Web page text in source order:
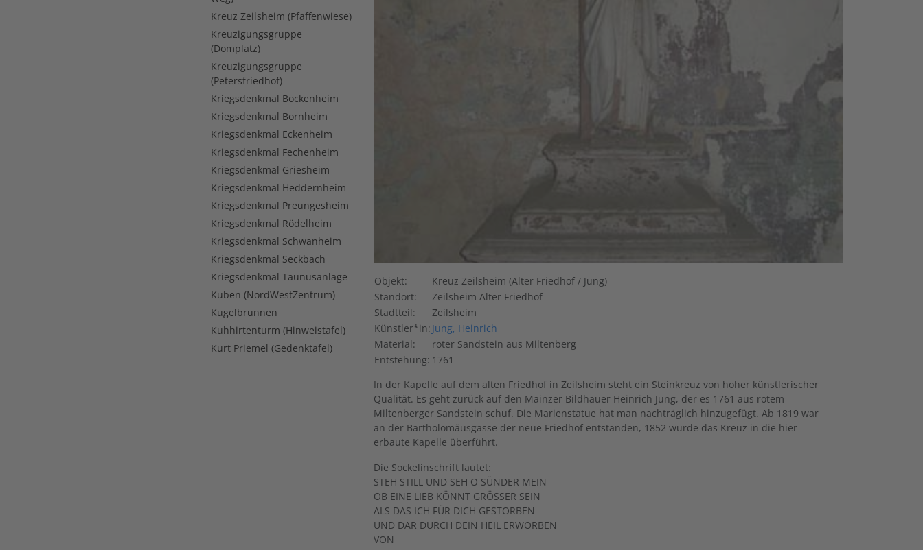
Kreuz Zeilsheim (Pfaffenwiese)
Kreuzigungsgruppe
(Domplatz)
Kreuzigungsgruppe
(Petersfriedhof)
Kriegsdenkmal Bockenheim
Kriegsdenkmal Bornheim
Kriegsdenkmal Eckenheim
Kriegsdenkmal Fechenheim
Kriegsdenkmal Griesheim
Kriegsdenkmal Heddernheim
Kriegsdenkmal Preungesheim
Kriegsdenkmal Rödelheim
Kriegsdenkmal Schwanheim
Kriegsdenkmal Seckbach
Kriegsdenkmal Taunusanlage
Kuben (NordWestZentrum)
Kugelbrunnen
Kuhhirtenturm (Hinweistafel)
Kurt Priemel (Gedenktafel)
Objekt:
Kreuz Zeilsheim (Alter Friedhof / Jung)
Standort:
Zeilsheim Alter Friedhof
Stadtteil:
Zeilsheim
Künstler*in: Jung, Heinrich
Material:
roter Sandstein aus Miltenberg
Entstehung: 1761
In der Kapelle auf dem alten Friedhof in Zeilsheim steht ein Steinkreuz von hoher künstlerischer
Qualität. Es geht zurück auf den Mainzer Bildhauer Heinrich Jung, der es 1761 aus rotem
Miltenberger Sandstein schuf. Die Marienstatue hat man nachträglich hinzugefügt. Ab 1819 war
an der Bartholomäusgasse der neue Friedhof entstanden, 1852 wurde das Kreuz in die hier
erbaute Kapelle überführt.
Die Sockelinschrift lautet:
STEH STILL UND SEH O SÜNDER MEIN
OB EINE LIEB KÖNNT GRÖSSER SEIN
ALS DAS ICH FÜR DICH GESTORBEN
UND DAR DURCH DEIN HEIL ERWORBEN
VON